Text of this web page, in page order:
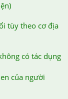
mã số của
tin nhắn theo
để được
thì tổng đài sẽ
bạn vừa
tùy theo cơ địa
có tác dụng
của người